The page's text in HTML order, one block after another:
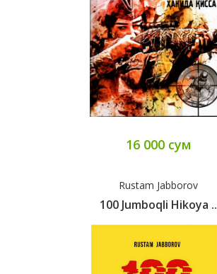
16 000 сум
Rustam Jabborov
100 Jumboqli Hikoya ..